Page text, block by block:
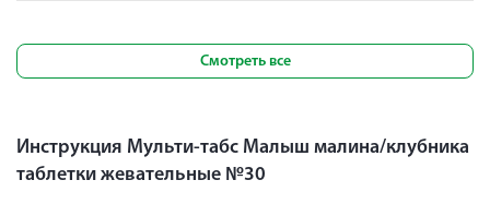
Смотреть все
Инструкция Мульти-табс Малыш малина/клубника
таблетки жевательные №30